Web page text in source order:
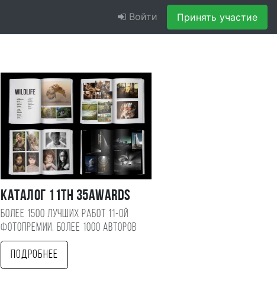
Войти Принять участие
Каталог 11TH 35AWARDS
Более 1500 лучших работ 11-ой
фотопремии, более 1000 авторов
Подробнее